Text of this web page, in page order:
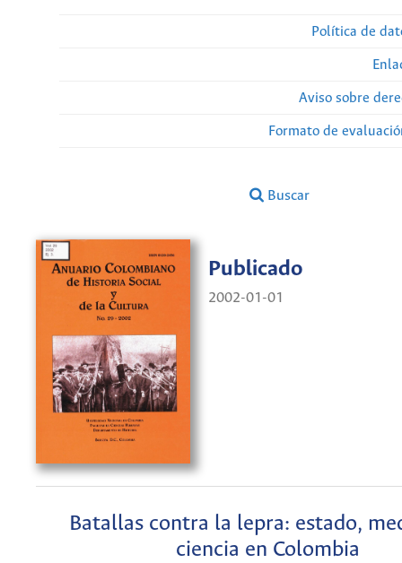
Política de
Aviso sobre
Formato de
Buscar
Publicado
2002-01-01
Batallas contra la lepra: estado,
ciencia en Colombia